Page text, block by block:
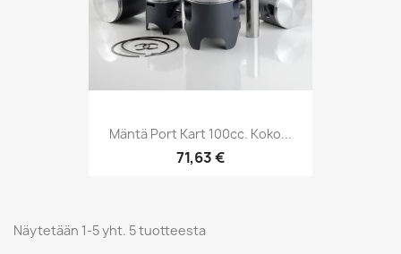
Mäntä Port Kart 100cc. Koko...
71,63 €
Näytetään 1-5 yht. 5 tuotteesta